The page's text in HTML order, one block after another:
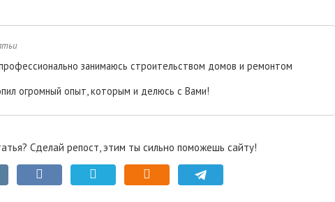
занимаюсь строительством домов и ремонтом
огромный опыт, которым и делюсь с Вами!
Сделай репост, этим ты сильно поможешь сайту!